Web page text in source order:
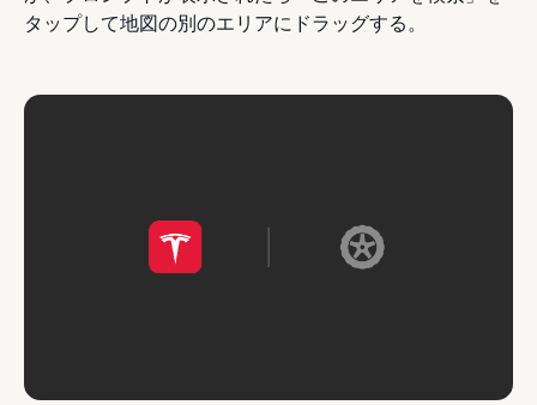
タップして地図の別のエリアにドラッグする。